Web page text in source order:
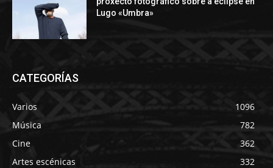
Lugo «Umbra»
CATEGORÍAS
Varios
1096
Música
782
Cine
362
Artes escénicas
332